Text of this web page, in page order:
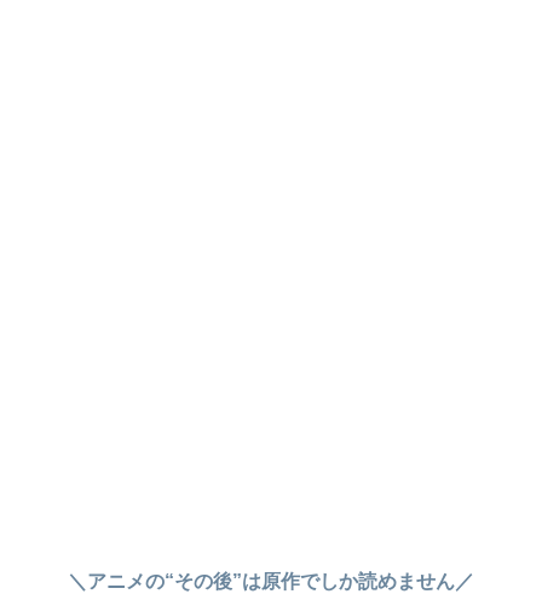
＼アニメの“その後”は原作でしか読めません／